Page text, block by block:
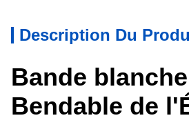
Description Du
Bande
Bendable de